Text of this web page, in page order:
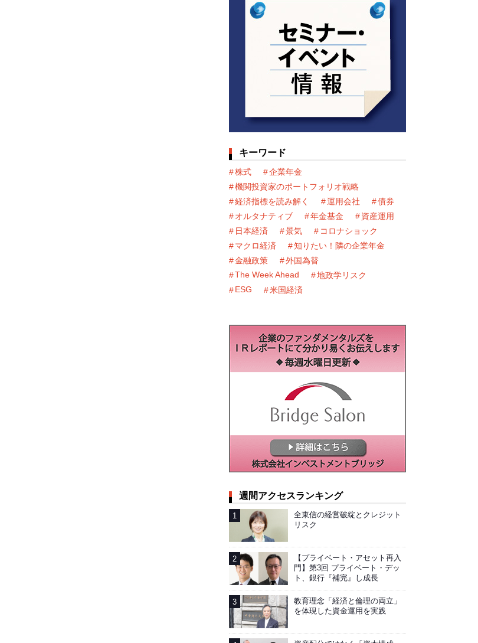
キーワード
株式
企業年金
機関投資家のポートフォリオ戦略
経済指標を読み解く
運用会社
債券
オルタナティブ
年金基金
資産運用
日本経済
景気
コロナショック
マクロ経済
知りたい！隣の企業年金
金融政策
外国為替
The Week Ahead
地政学リスク
ESG
米国経済
週間アクセスランキング
全東信の経営破綻とクレジット
リスク
【プライベート・アセット再入
門】第3回 プライベート・デッ
ト、銀行『補完』し成長
教育理念「経済と倫理の両立」
を体現した資金運用を実践